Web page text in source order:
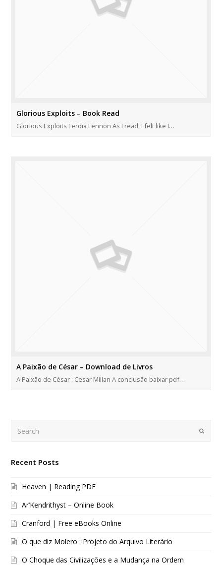
Glorious Exploits – Book Read
Glorious Exploits Ferdia Lennon As I read, I felt like I…
A Paixão de César – Download de Livros
A Paixão de César : Cesar Millan A conclusão baixar pdf…
Submit
Recent Posts
Heaven | Reading PDF
Ar’Kendrithyst – Online Book
Cranford | Free eBooks Online
O que diz Molero : Projeto do Arquivo Literário
O Choque das Civilizações e a Mudança na Ordem